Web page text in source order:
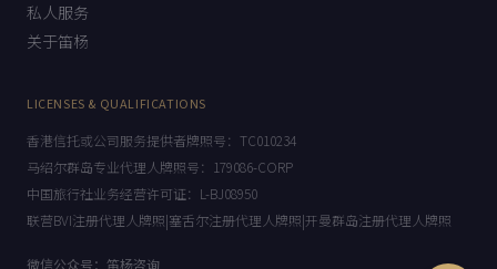
私人服务
关于笛杨
LICENSES & QUALIFICATIONS
香港信托或公司服务提供者牌照号：TC010234
马绍尔群岛专业代理人牌照号：179086-CORP
中国旅行社业务经营许可证：L-BJ08950
联营BVI注册代理人牌照|塞舌尔注册代理人牌照|开曼群岛注册代理人牌照
微信公众号：笛杨咨询